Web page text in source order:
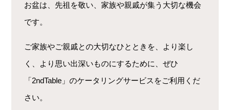
お盆は、先祖を敬い、家族や親戚が集う大切な機会
です。
ご家族やご親戚との大切なひとときを、より楽し
く、より思い出深いものにするために、ぜひ
「2ndTable」のケータリングサービスをご利用くだ
さい。